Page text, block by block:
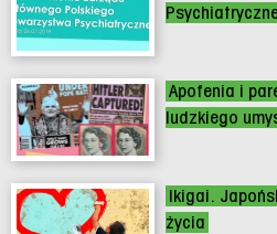
Apofenia i
ludzkiego
Ikigai.
życia